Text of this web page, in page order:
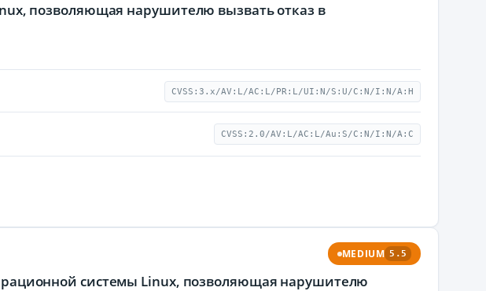
позволяющая нарушителю вызвать отказ в
CVSS:3.x/AV:L/AC:L/PR:L/UI:N/S:U/C:N/I:N/A:H
CVSS:2.0/AV:L/AC:L/Au:S/C:N/I:N/A:C
MEDIUM 5.5
системы Linux, позволяющая нарушителю